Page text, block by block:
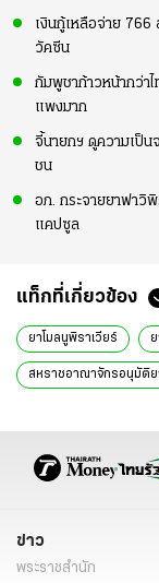
เงินกู้เหลือจ่าย
วัคซีน
กัมพูชาก้าวหน้ากว่า
แพงมาก
จี้นายกฯ ดูความเป็น
ชน
อภ. กระจายยาฟาวิ
แคปซูล
แท็กที่เกี่ยวข้อง
ยาโมลนูพิราเวียร์
สหราชอาณาจักรอนุมัติย
ข่าว
พระราชสำนัก